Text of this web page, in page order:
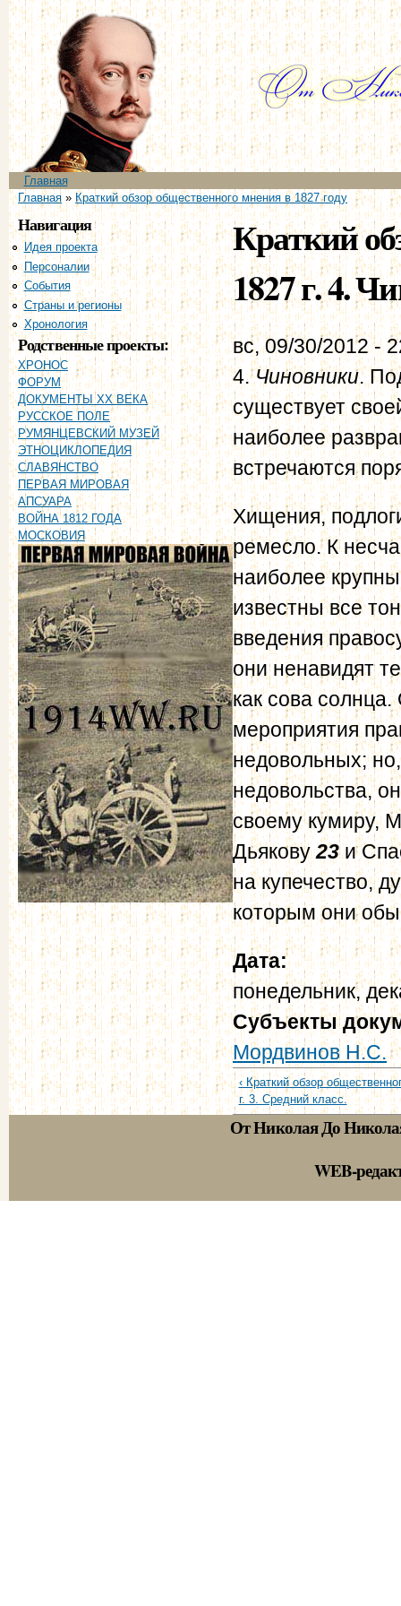
Главное меню
Главная
Вы здесь
Главная» Краткий обзор общественного мнения в 1827 году
Навигация
Идея проекта
Персоналии
События
Страны и регионы
Хронология
Родственные проекты:
ХРОНОС
ФОРУМ
ДОКУМЕНТЫ XX ВЕКА
РУССКОЕ ПОЛЕ
РУМЯНЦЕВСКИЙ МУЗЕЙ
ЭТНОЦИКЛОПЕДИЯ
СЛАВЯНСТВО
ПЕРВАЯ МИРОВАЯ
АПСУАРА
ВОЙНА 1812 ГОДА
МОСКОВИЯ
Краткий
1827 г. 4.
вс, 09/30/2012 -
4.Чиновники.
существует
наиболее
встречаются
Хищения,
ремесло. К
наиболее
известны все
введения
они ненавидят
как сова
мероприятия
недовольных;
недовольства,
своему кумиру,
Дьякову23и
на купечество,
которым они
Дата:
понедельник,
Субъекты
Мордвинов Н.С.
‹ Краткий обзор
г. 3. Средний класс.
От Николая До
WEB-